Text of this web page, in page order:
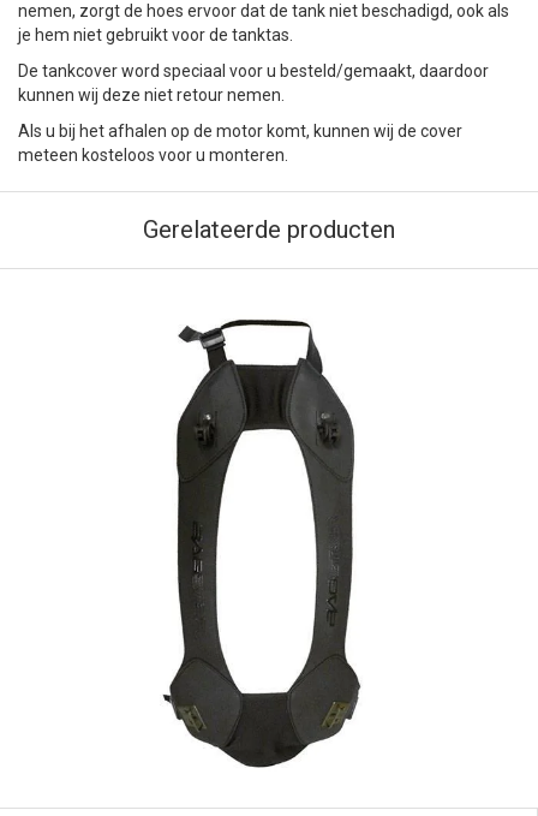
nemen, zorgt de hoes ervoor dat de tank niet beschadigd, ook als
je hem niet gebruikt voor de tanktas.
De tankcover word speciaal voor u besteld/gemaakt, daardoor
kunnen wij deze niet retour nemen.
Als u bij het afhalen op de motor komt, kunnen wij de cover
meteen kosteloos voor u monteren.
Gerelateerde producten